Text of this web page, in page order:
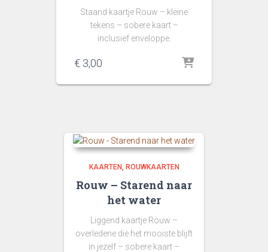
Staand kaartje Rouw – kleine
tekens – sobere kaart –
inclusief enveloppe.
€ 3,00
KAARTEN ROUWKAARTEN
Rouw – Starend naar
het water
Liggend kaartje Rouw –
overledene die het mooiste blijft
in jezelf – sobere kaart –